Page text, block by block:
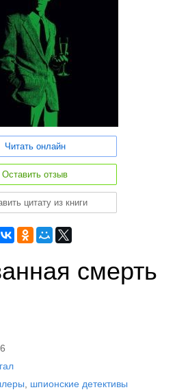
Читать онлайн
Оставить отзыв
цитату из книги
смерть
шпионские детективы